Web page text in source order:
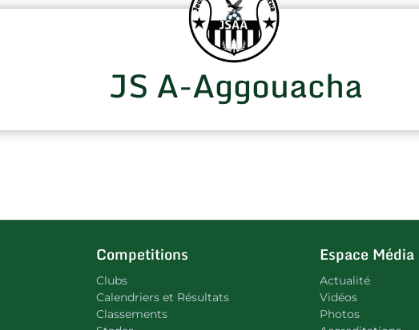
JS A-Aggouacha
Competitions
Clubs
Calendriers et Résultats
Classements
Espace Média
Actualité
Vidéos
Photos